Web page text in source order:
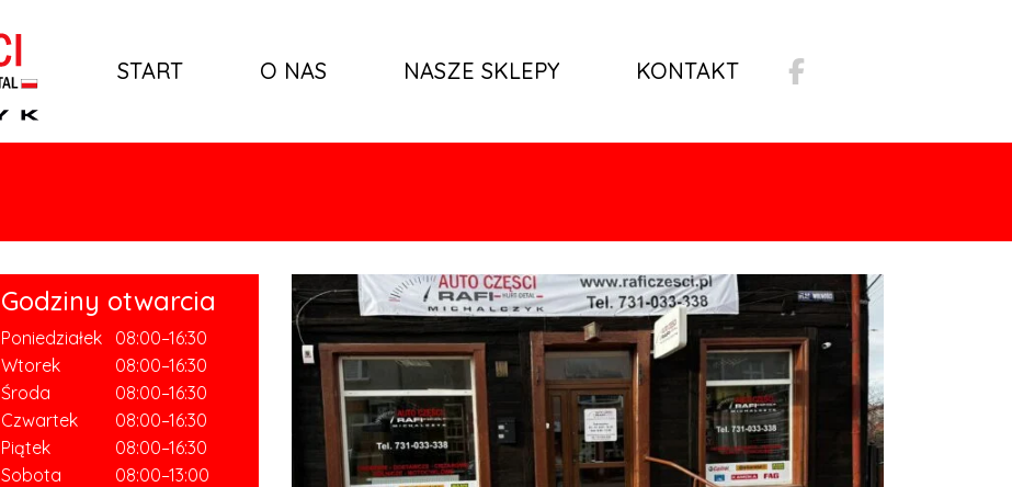
START O NAS NASZE SKLEPY KONTAKT
Godziny otwarcia
Poniedziałek
08:00–16:30
Wtorek
08:00–16:30
Środa
08:00–16:30
Czwartek
08:00–16:30
Piątek
08:00–16:30
Sobota
08:00–13:00